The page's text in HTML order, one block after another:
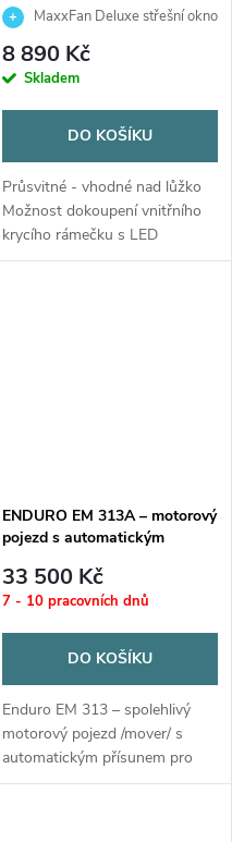
s ventilátorem - kouřové
MaxxFan Deluxe střešní okno
s ventilátorem - kouřové
8 890 Kč
Skladem
DO KOŠÍKU
Průsvitné - vhodné nad lůžko
Možnost dokoupení vnitřního
krycího rámečku s LED
osvětlením, nebo bez.
ENDURO EM 313A – motorový
pojezd s automatickým
33 500 Kč
7 - 10 pracovních dnů
DO KOŠÍKU
Enduro EM 313 – spolehlivý
motorový pojezd /mover/ s
automatickým přísunem pro
karavany do 1 900 kg.